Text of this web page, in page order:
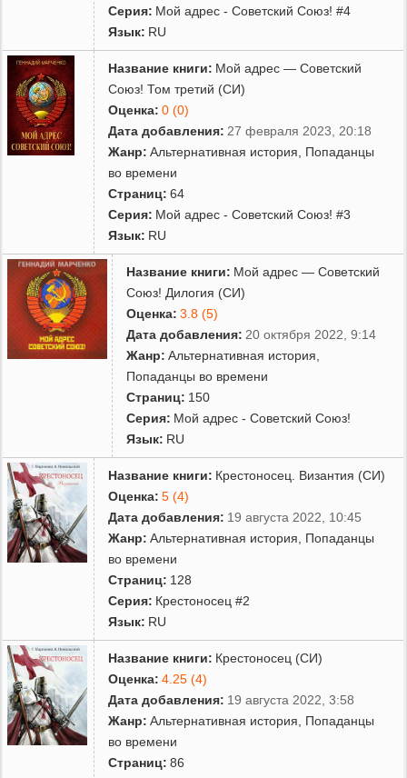
Серия: Мой адрес - Советский Союз! #4
Язык: RU
Название книги: Мой адрес — Советский
Союз! Том третий (СИ)
Оценка: 0 (0)
Дата добавления: 27 февраля 2023, 20:18
Жанр: Альтернативная история
Попаданцы
во времени
Страниц: 64
Серия: Мой адрес - Советский Союз! #3
Язык: RU
Название книги: Мой адрес — Советский
Союз! Дилогия (СИ)
Оценка: 3.8 (5)
Дата добавления: 20 октября 2022, 9:14
Жанр: Альтернативная история
Попаданцы во времени
Страниц: 150
Серия: Мой адрес - Советский Союз!
Язык: RU
Название книги: Крестоносец. Византия (СИ)
Оценка: 5 (4)
Дата добавления: 19 августа 2022, 10:45
Жанр: Альтернативная история
Попаданцы
во времени
Страниц: 128
Серия: Крестоносец #2
Язык: RU
Название книги: Крестоносец (СИ)
Оценка: 4.25 (4)
Дата добавления: 19 августа 2022, 3:58
Жанр: Альтернативная история
Попаданцы
во времени
Страниц: 86